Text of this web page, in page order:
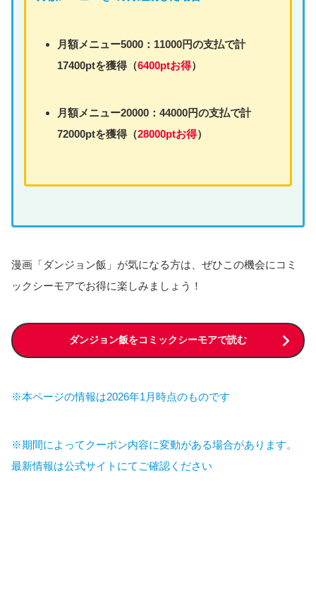
月額メニュー5000：11000円の支払で計
17400ptを獲得（6400ptお得）
月額メニュー20000：44000円の支払で計
72000ptを獲得（28000ptお得）
漫画「ダンジョン飯」が気になる方は、ぜひこの機会にコミ
ックシーモアでお得に楽しみましょう！
ダンジョン飯をコミックシーモアで読む
※本ページの情報は2026年1月時点のものです
※期間によってクーポン内容に変動がある場合があります。
最新情報は公式サイトにてご確認ください